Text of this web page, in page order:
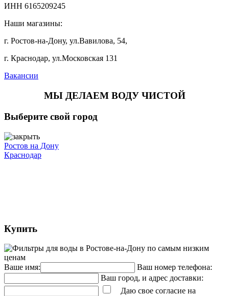
ИНН 6165209245
Наши магазины:
г. Ростов-на-Дону, ул.Вавилова, 54,
г. Краснодар, ул.Московская 131
Вакансии
МЫ ДЕЛАЕМ ВОДУ ЧИСТОЙ
Выберите свой город
Ростов на Дону
Краснодар
Купить
Ваше имя:
Ваш номер телефона:
Ваш город, и адрес доставки:
Даю свое согласие на